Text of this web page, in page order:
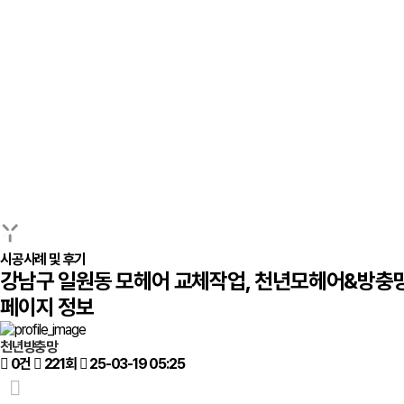
시공사례 및 후기
강남구 일원동 모헤어 교체작업, 천년모헤어&방충
페이지 정보
천년방충망
0건
221회 25-03-19 05:25